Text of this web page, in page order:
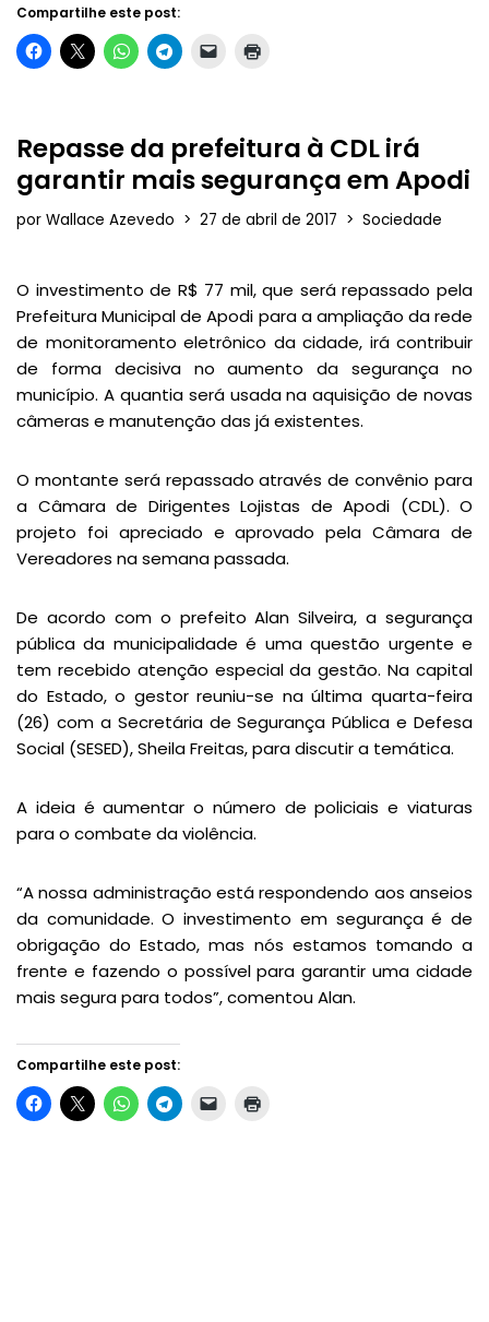
Compartilhe este post:
Repasse da prefeitura à CDL irá
garantir mais segurança em Apodi
por Wallace Azevedo 27 de abril de 2017 Sociedade
O investimento de R$ 77 mil, que será repassado pela
Prefeitura Municipal de Apodi para a ampliação da rede
de monitoramento eletrônico da cidade, irá contribuir
de forma decisiva no aumento da segurança no
município. A quantia será usada na aquisição de novas
câmeras e manutenção das já existentes.
O montante será repassado através de convênio para
a Câmara de Dirigentes Lojistas de Apodi (CDL). O
projeto foi apreciado e aprovado pela Câmara de
Vereadores na semana passada.
De acordo com o prefeito Alan Silveira, a segurança
pública da municipalidade é uma questão urgente e
tem recebido atenção especial da gestão. Na capital
do Estado, o gestor reuniu-se na última quarta-feira
(26) com a Secretária de Segurança Pública e Defesa
Social (SESED), Sheila Freitas, para discutir a temática.
A ideia é aumentar o número de policiais e viaturas
para o combate da violência.
“A nossa administração está respondendo aos anseios
da comunidade. O investimento em segurança é de
obrigação do Estado, mas nós estamos tomando a
frente e fazendo o possível para garantir uma cidade
mais segura para todos”, comentou Alan.
Compartilhe este post: